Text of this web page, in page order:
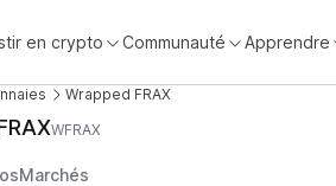
en crypto Communauté Apprendre
Wrapped FRAX
WFRAX
Marchés